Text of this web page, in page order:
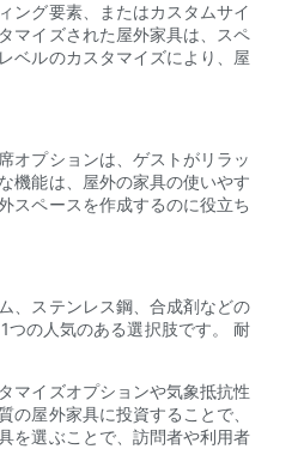
ング要素、またはカスタムサイ
マイズされた屋外家具は、スペ
ベルのカスタマイズにより、屋
オプションは、ゲストがリラッ
機能は、屋外の家具の使いやす
スペースを作成するのに役立ち
、ステンレス鋼、合成剤などの
つの人気のある選択肢です。 耐
マイズオプションや気象抵抗性
屋外家具に投資することで、
を選ぶことで、訪問者や利用者